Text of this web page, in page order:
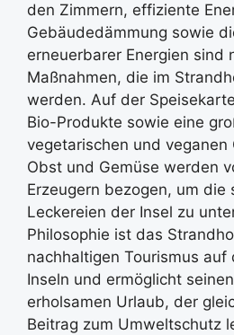
den Zimmern, effiziente
Gebäudedämmung sowie
erneuerbarer Energien sind
Maßnahmen, die im
werden. Auf der
Bio-Produkte sowie eine
vegetarischen und veganen
Obst und Gemüse werden
Erzeugern bezogen, um die
Leckereien der Insel zu
Philosophie ist das
nachhaltigen Tourismus auf
Inseln und ermöglicht
erholsamen Urlaub, der
Beitrag zum Umweltschutz